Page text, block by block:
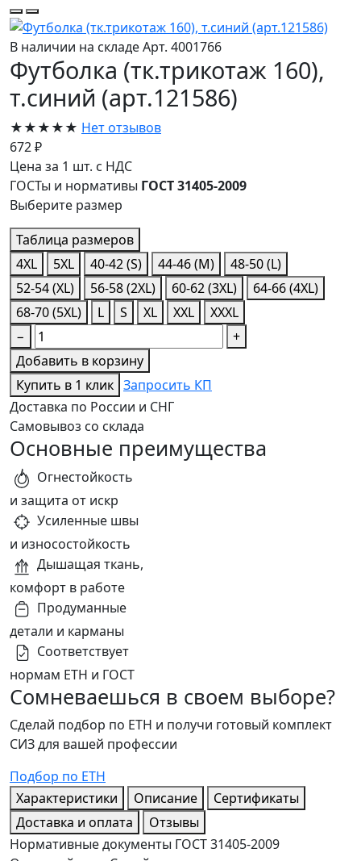
В наличии на складеАрт. 4001766
Футболка (тк.трикотаж 160),
т.синий (арт.121586)
★★★★★ Нет отзывов
672 ₽
Цена за 1 шт. с НДС
ГОСТы и нормативы ГОСТ 31405-2009
Выберите размер
Таблица размеров
4XL
5XL 40-42 (S) 44-46 (M)
48-50 (L)
52-54 (XL)
56-58 (2XL) 60-62 (3XL)
64-66 (4XL)
68-70 (5XL)
L S XL XXL
XXXL
−
+
Добавить в корзину
Купить в 1 клик Запросить КП
Доставка по России и СНГ
Самовывоз со склада
Основные преимущества
Огнестойкость
и защита от искр
Усиленные швы
и износостойкость
Дышащая ткань,
комфорт в работе
Продуманные
детали и карманы
Соответствует
нормам ЕТН и ГОСТ
Сомневаешься в своем выборе?
Сделай подбор по ЕТН и получи готовый комплект
СИЗ для вашей профессии
Подбор по ЕТН
Характеристики
Описание
Сертификаты
Доставка и оплата
Отзывы
Нормативные документы ГОСТ 31405-2009